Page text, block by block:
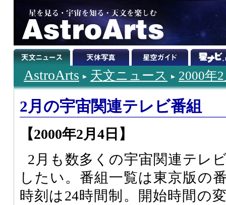
AstroArts 天文ニュース 2000年
2月の宇宙関連テレビ番組
【2000年2月4日】
2月も数多くの宇宙関連テレ
したい。番組一覧は東京版の
時刻は24時間制。開始時間の